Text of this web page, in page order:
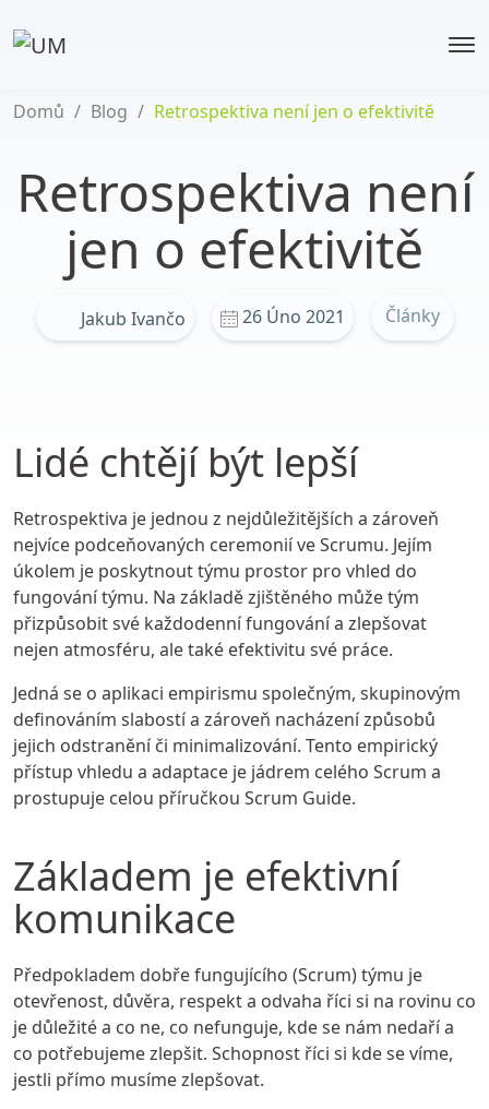
Domů / Blog / Retrospektiva není jen o efektivitě
Retrospektiva není
jen o efektivitě
Jakub Ivančo 26 Úno 2021 Články
Lidé chtějí být lepší
Retrospektiva je jednou z nejdůležitějších a zároveň
nejvíce podceňovaných ceremonií ve Scrumu. Jejím
úkolem je poskytnout týmu prostor pro vhled do
fungování týmu. Na základě zjištěného může tým
přizpůsobit své každodenní fungování a zlepšovat
nejen atmosféru, ale také efektivitu své práce.
Jedná se o aplikaci empirismu společným, skupinovým
definováním slabostí a zároveň nacházení způsobů
jejich odstranění či minimalizování. Tento empirický
přístup vhledu a adaptace je jádrem celého Scrum a
prostupuje celou příručkou Scrum Guide.
Základem je efektivní
komunikace
Předpokladem dobře fungujícího (Scrum) týmu je
otevřenost, důvěra, respekt a odvaha říci si na rovinu co
je důležité a co ne, co nefunguje, kde se nám nedaří a
co potřebujeme zlepšit. Schopnost říci si kde se víme,
jestli přímo musíme zlepšovat.